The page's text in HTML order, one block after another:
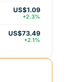
US$1.09
+2.3%
US$73.49
+2.1%